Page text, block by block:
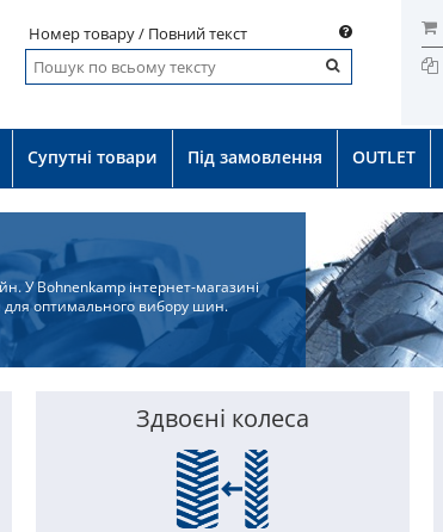
Номер товару / Повний текст
Супутні товари Під замовлення OUTLET
У Bohnenkamp інтернет-магазині
для оптимального вибору шин.
Здвоєні колеса